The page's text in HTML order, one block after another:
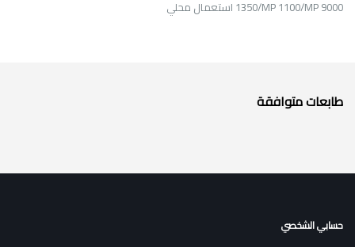
1350/MP 1100/MP 9000 استعمال محلي
طابعات متوافقة
حسابي الشخصي